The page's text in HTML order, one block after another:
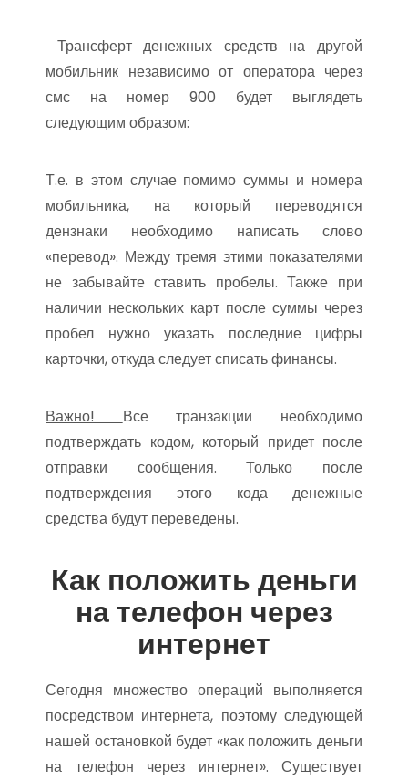
Трансферт денежных средств на другой
мобильник независимо от оператора через
смс на номер 900 будет выглядеть
следующим образом:
Т.е. в этом случае помимо суммы и номера
мобильника, на который переводятся
дензнаки необходимо написать слово
«перевод». Между тремя этими показателями
не забывайте ставить пробелы. Также при
наличии нескольких карт после суммы через
пробел нужно указать последние цифры
карточки, откуда следует списать финансы.
Важно! Все транзакции необходимо
подтверждать кодом, который придет после
отправки сообщения. Только после
подтверждения этого кода денежные
средства будут переведены.
Как положить деньги
на телефон через
интернет
Сегодня множество операций выполняется
посредством интернета, поэтому следующей
нашей остановкой будет «как положить деньги
на телефон через интернет». Существует